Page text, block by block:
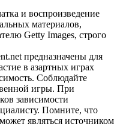
и воспроизведение
материалов,
Getty Images, строго
предназначены для
в азартных играх
Соблюдайте
игры. При
зависимости
Помните, что
являться источником